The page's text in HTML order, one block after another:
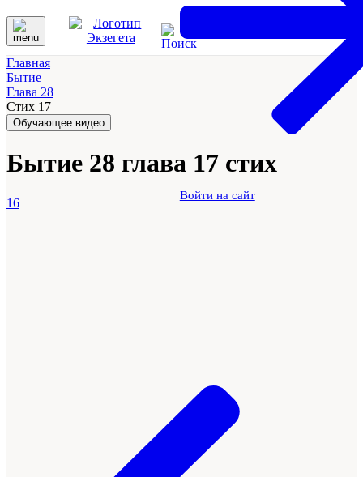
Войти на сайт
Главная
Бытие
Глава 28
Стих 17
Обучающее видео
Бытие 28 глава 17 стих
16